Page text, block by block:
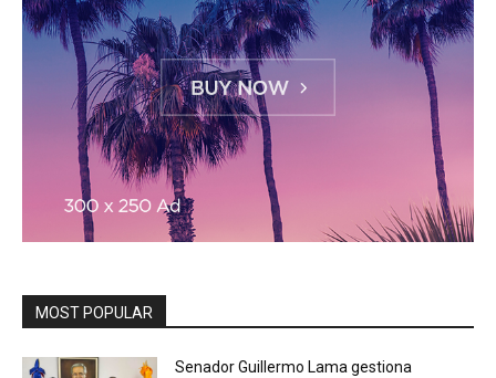
MOST POPULAR
Senador Guillermo Lama gestiona